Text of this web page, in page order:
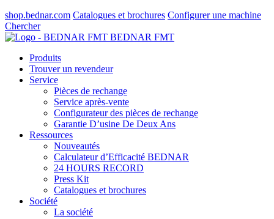
shop.bednar.com Catalogues et brochures Configurer une machine
Chercher
BEDNAR FMT
Produits
Trouver un revendeur
Service
Pièces de rechange
Service après-vente
Configurateur des pièces de rechange
Garantie D’usine De Deux Ans
Ressources
Nouveautés
Calculateur d’Efficacité BEDNAR
24 HOURS RECORD
Press Kit
Catalogues et brochures
Société
La société